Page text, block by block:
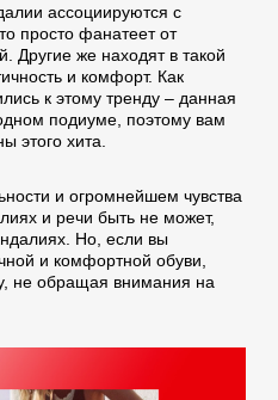
ассоциируются с
просто фанатеет от
Другие же находят в такой
и комфорт. Как
к этому тренду – данная
подиуме, поэтому вам
этого хита.
и огромнейшем чувства
и речи быть не может,
Но, если вы
и комфортной обуви,
не обращая внимания на